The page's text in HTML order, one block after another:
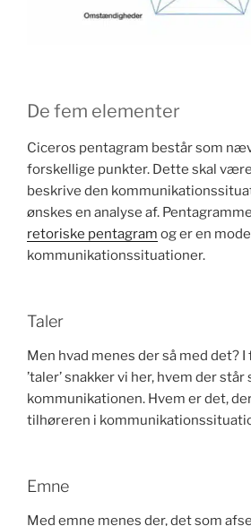
De fem elementer
Ciceros pentagram består som
forskellige punkter. Dette skal
beskrive den
ønskes en analyse af.
retoriske pentagram og er en
kommunikationssituationer.
Taler
Men hvad menes der så med det?
’taler’ snakker vi her, hvem der
kommunikationen. Hvem er det,
tilhøreren i
Emne
Med emne menes der, det som